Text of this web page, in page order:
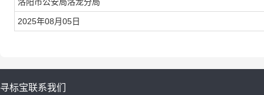
2025年08月05日
寻标宝联系我们